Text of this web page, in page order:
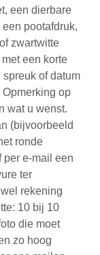
een dierbare
pootafdruk,
zwartwitte
een korte
spreuk of datum
op
wat u wenst.
(bijvoorbeeld
ronde
per e-mail een
ter
rekening
10 bij 10
die moet
zo hoog